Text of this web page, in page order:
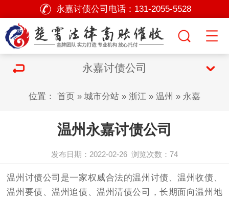
永嘉讨债公司电话： 131-2055-5528
永嘉讨债公司
位置： 首页 » 城市分站 » 浙江 » 温州 » 永嘉
温州永嘉讨债公司
发布日期：2022-02-26 浏览次数：74
温州 讨债公司 是一家权威合法的温州 讨债、温州收债、
温州要债、温州追债、温州清债公司，长期面向温州地